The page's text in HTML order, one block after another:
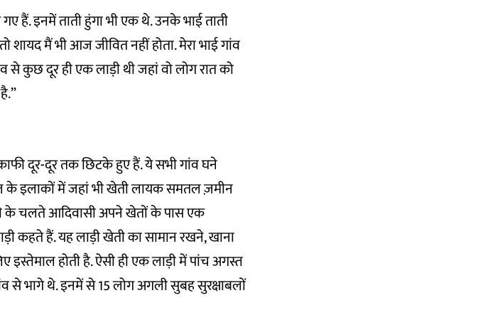
हैं. इनमें ताती हुंगा भी एक थे. उनके भाई ताती
शायद मैं भी आज जीवित नहीं होता. मेरा भाई गांव
से कुछ दूर ही एक लाड़ी थी जहां वो लोग रात को
दूर-दूर तक छिटके हुए हैं. ये सभी गांव घने
के इलाकों में जहां भी खेती लायक समतल ज़मीन
के चलते आदिवासी अपने खेतों के पास एक
कहते हैं. यह लाड़ी खेती का सामान रखने, खाना
होती है. ऐसी ही एक लाड़ी में पांच अगस्त
से भागे थे. इनमें से 15 लोग अगली सुबह सुरक्षाबलों